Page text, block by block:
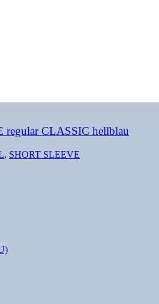
regular CLASSIC hellblau
, SHORT SLEEVE